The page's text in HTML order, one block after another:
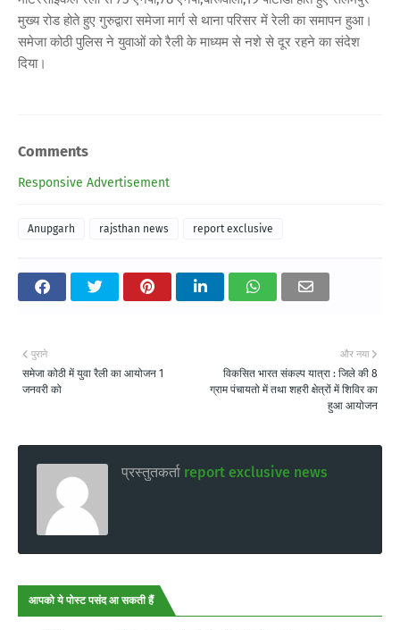
मुख्य रोड होते हुए गुरुद्वारा समेजा मार्ग से थाना परिसर में रेली का समापन हुआ।
समेजा कोठी पुलिस ने युवाओं को रैली के माध्यम से नशे से दूर रहने का संदेश
दिया।
Comments
Responsive Advertisement
Anupgarh rajsthan news report exclusive
और नया
विकसित भारत संकल्प यात्रा : जिले की 8
ग्राम पंचायतो में तथा शहरी क्षेत्रों में शिविर का
हुआ आयोजन
पुराने
समेजा कोठी में युवा रैली का आयोजन 1
जनवरी को
प्रस्तुतकर्ता report exclusive news
आपको ये पोस्ट पसंद आ सकती हैं